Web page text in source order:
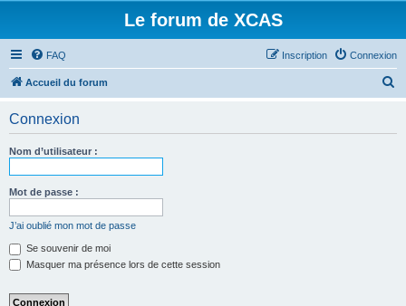
Le forum de XCAS
FAQ Connexion
Inscription
Accueil du forum
Connexion
Nom d’utilisateur :
Mot de passe :
J’ai oublié mon mot de passe
Se souvenir de moi
Masquer ma présence lors de cette session